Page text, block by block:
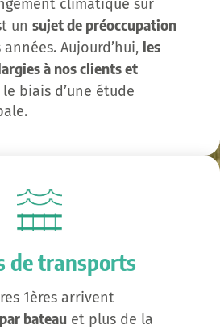
climatique sur
un sujet de préoccupation
Aujourd’hui, les
à nos clients et
biais d’une étude
de transports
1ères arrivent
par bateau et plus de la